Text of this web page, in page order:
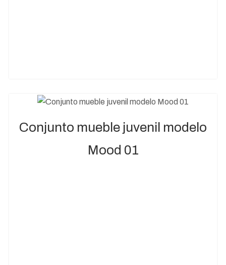
Conjunto mueble juvenil modelo
Mood 01